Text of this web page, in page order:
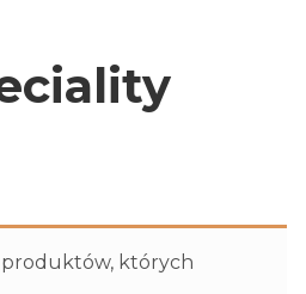
produktów, których